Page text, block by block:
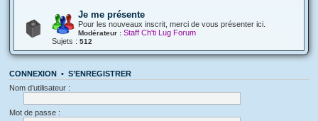
Je me présente
Pour les nouveaux inscrit, merci de vous présenter ici.
Modérateur : Staff Ch'ti Lug Forum
Sujets : 512
CONNEXION • S’ENREGISTRER
Nom d’utilisateur :
Mot de passe :